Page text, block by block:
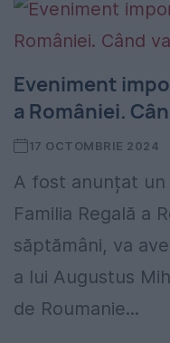
Eveniment
a României.
17 OCTOMBRIE 2024
A fost anunțat
Familia Regală a
săptămâni, va
a lui Augustus
de Roumanie...